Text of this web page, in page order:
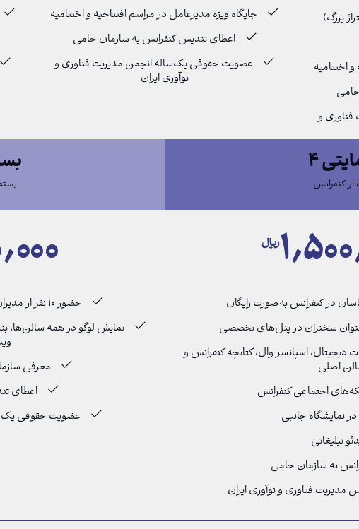
بزرگ)
اختتامیه
و
جایگاه ویژه مدیرعامل در مراسم افتتاحیه و اختتامیه
اعطای تندیس کنفرانس به سازمان حامی
عضویت حقوقی یک‌ساله انجمن مدیریت فناوری و
نوآوری ایران
۴
﷼
دیجیتال، اسپانسر وال، کتابچه کنفرانس و
اصلی
اجتماعی کنفرانس
نمایشگاه جانبی
تبلیغاتی
به سازمان حامی
فناوری و نوآوری ایران
بسته ۵ حمایت از
حضور ۱۰ نفر ار مدیران و کارشناسان در کنفرانس به‌صورت رایگان
نمایش لوگو در همه سالن‌ها،
معرفی
اعطای
عضویت حقوقی